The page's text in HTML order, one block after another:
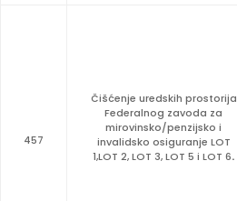
457
Čišćenje uredskih prostorija
Federalnog zavoda za
mirovinsko/penzijsko i
invalidsko osiguranje LOT
1,LOT 2, LOT 3, LOT 5 i LOT 6.